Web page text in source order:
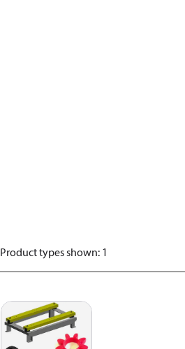
Product types shown: 1